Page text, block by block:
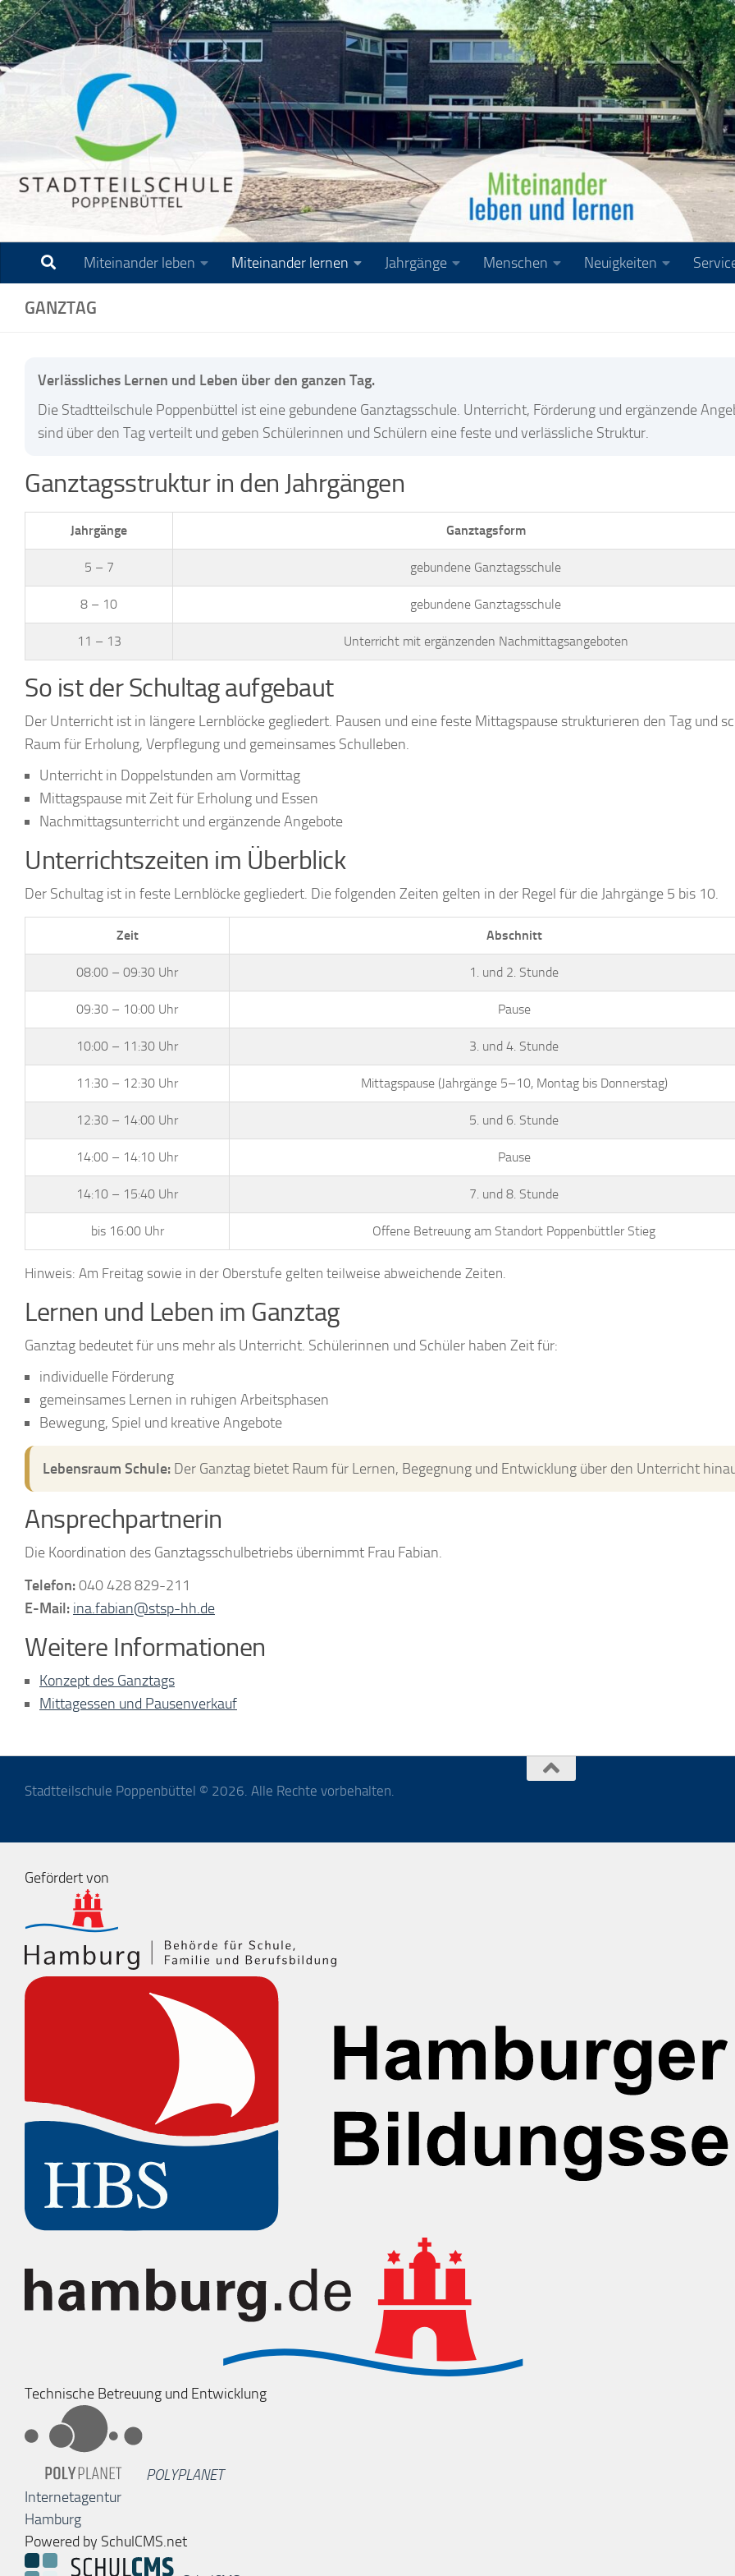
Zum Inhalt springen
Miteinander leben Miteinander lernen Jahrgänge Menschen Neuigkeiten
GANZTAG
Verlässliches Lernen und Leben über den ganzen Tag.
Die Stadtteilschule Poppenbüttel ist eine gebundene Ganztagsschule. Unterricht, Förderung und ergänzende
sind über den Tag verteilt und geben Schülerinnen und Schülern eine feste und verlässliche Struktur.
Ganztagsstruktur in den Jahrgängen
Jahrgänge Ganztagsform
5 – 7 gebundene Ganztagsschule
8 – 10 gebundene Ganztagsschule
11 – 13 Unterricht mit ergänzenden Nachmittagsangeboten
So ist der Schultag aufgebaut
Der Unterricht ist in längere Lernblöcke gegliedert. Pausen und eine feste Mittagspause strukturieren den Tag und
Raum für Erholung, Verpflegung und gemeinsames Schulleben.
Unterricht in Doppelstunden am Vormittag
Mittagspause mit Zeit für Erholung und Essen
Nachmittagsunterricht und ergänzende Angebote
Unterrichtszeiten im Überblick
Der Schultag ist in feste Lernblöcke gegliedert. Die folgenden Zeiten gelten in der Regel für die Jahrgänge 5 bis 10.
Zeit Abschnitt
08:00 – 09:30 Uhr 1. und 2. Stunde
09:30 – 10:00 Uhr Pause
10:00 – 11:30 Uhr 3. und 4. Stunde
11:30 – 12:30 Uhr Mittagspause (Jahrgänge 5–10, Montag bis Donnerstag)
12:30 – 14:00 Uhr 5. und 6. Stunde
14:00 – 14:10 Uhr Pause
14:10 – 15:40 Uhr 7. und 8. Stunde
bis 16:00 Uhr Offene Betreuung am Standort Poppenbüttler Stieg
Hinweis: Am Freitag sowie in der Oberstufe gelten teilweise abweichende Zeiten.
Lernen und Leben im Ganztag
Ganztag bedeutet für uns mehr als Unterricht. Schülerinnen und Schüler haben Zeit für:
individuelle Förderung
gemeinsames Lernen in ruhigen Arbeitsphasen
Bewegung, Spiel und kreative Angebote
Lebensraum Schule: Der Ganztag bietet Raum für Lernen, Begegnung und Entwicklung über den Unterricht
Ansprechpartnerin
Die Koordination des Ganztagsschulbetriebs übernimmt Frau Fabian.
Telefon:040 428 829-211
E-Mail: ina.fabian@stsp-hh.de
Weitere Informationen
Konzept des Ganztags
Mittagessen und Pausenverkauf
Stadtteilschule Poppenbüttel © 2026. Alle Rechte vorbehalten.
Gefördert von
Technische Betreuung und Entwicklung
POLYPLANET
Internetagentur
Hamburg
Powered by SchulCMS.net